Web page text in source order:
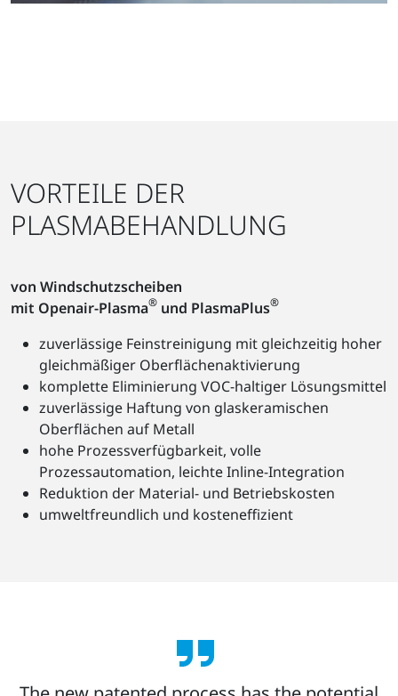
VORTEILE DER
PLASMABEHANDLUNG
von Windschutzscheiben
mit Openair-Plasma® und PlasmaPlus®
zuverlässige Feinstreinigung mit gleichzeitig hoher
gleichmäßiger Oberflächenaktivierung
komplette Eliminierung VOC-haltiger Lösungsmittel
zuverlässige Haftung von glaskeramischen
Oberflächen auf Metall
hohe Prozessverfügbarkeit, volle
Prozessautomation, leichte Inline-Integration
Reduktion der Material- und Betriebskosten
umweltfreundlich und kosteneffizient